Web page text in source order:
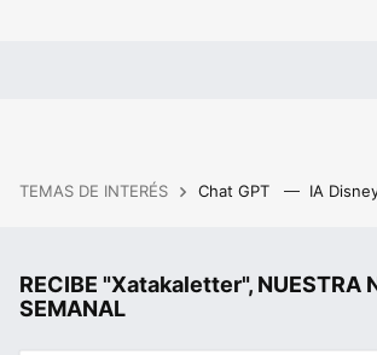
TEMAS DE INTERÉS Chat GPT IA
RECIBE "Xatakaletter", NUESTRA
SEMANAL